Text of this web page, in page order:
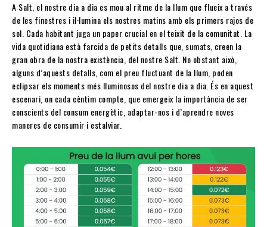
A Salt, el nostre dia a dia es mou al ritme de la llum que flueix a través
de les finestres i il·lumina els nostres matins amb els primers rajos de
sol. Cada habitant juga un paper crucial en el teixit de la comunitat. La
vida quotidiana està farcida de petits detalls que, sumats, creen la
gran obra de la nostra existència, del nostre Salt. No obstant això,
alguns d’aquests detalls, com el preu fluctuant de la llum, poden
eclipsar els moments més lluminosos del nostre dia a dia. És en aquest
escenari, on cada cèntim compte, que emergeix la importància de ser
conscients del consum energètic, adaptar-nos i d’aprendre noves
maneres de consumir i estalviar.